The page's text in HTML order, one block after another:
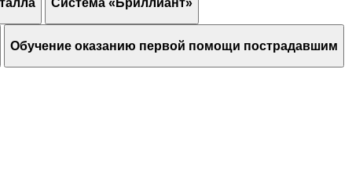
Обучение оказанию первой помощи пострадавшим